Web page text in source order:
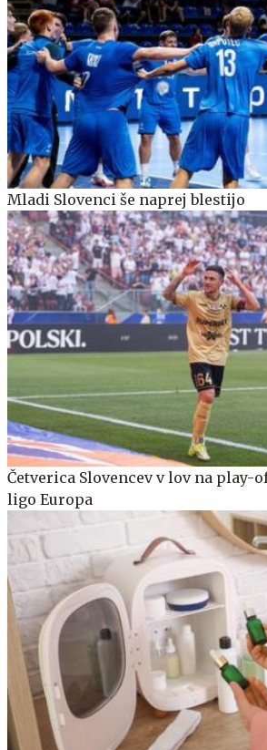
Mladi Slovenci še naprej blestijo
Četverica Slovencev v lov na
ligo Europa